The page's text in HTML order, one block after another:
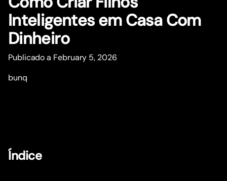
Inteligentes em Casa Com
Dinheiro
Publicado a February 5, 2026
bunq
Índice